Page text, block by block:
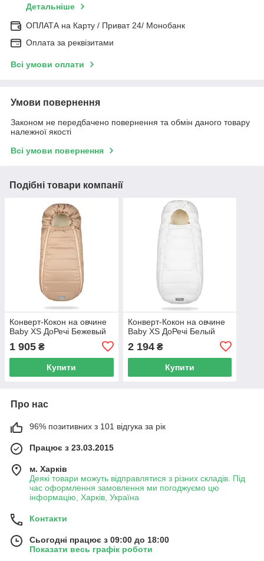
Детальніше
ОПЛАТА на Карту / Приват 24/ Монобанк
Оплата за реквізитами
Всі умови оплати
Умови повернення
Законом не передбачено повернення та обмін даного товару
належної якості
Всі умови повернення
Подібні товари компанії
Конверт-Кокон на овчине
Baby XS ДоРечі Бежевый
1 905 ₴
Купити
Конверт-Кокон на овчине
Baby XS ДоРечі Белый
2 194₴
Купити
Про нас
96% позитивних з 101 відгука за рік
Працює з 23.03.2015
м. Харків
Деякі товари можуть відправлятися з різних складів. Під
час оформлення замовлення ми погоджуємо цю
інформацію, Харків, Україна
Контакти
Сьогодні працює з 09:00 до 18:00
Показати весь графік роботи